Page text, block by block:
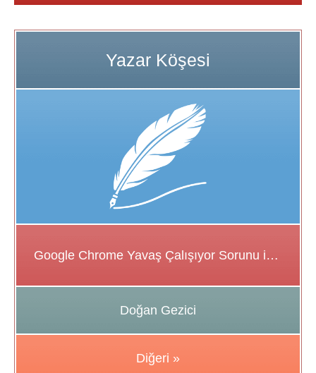
Google Chrome Yavaş Çalışıyor Sorunu için Çözüm Önerileri
Doğan Gezici
Diğeri »